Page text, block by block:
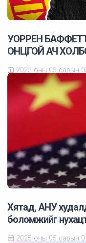
УОРРЕН
ОНЦГОЙ АЧ
2025 оны 05 сарын
Хятад, АНУ
боломжийг
2025 оны 05 сарын